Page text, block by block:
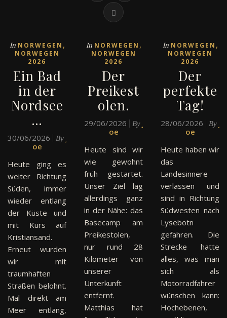
In NORWEGEN ,
NORWEGEN
2026
Ein Bad
in der
Nordsee
…
30/06/2026 By
oe
Heute ging es
weiter Richtung
Süden, immer
wieder entlang
der Küste und
mit Kurs auf
Kristiansand.
Erneut wurden
wir mit
traumhaften
Straßen belohnt.
Mal direkt am
Meer entlang,
In NORWEGEN ,
NORWEGEN
2026
Der
Preikest
olen.
29/06/2026 By
oe
Heute sind wir
wie gewohnt
früh gestartet.
Unser Ziel lag
allerdings ganz
in der Nähe: das
Basecamp am
Preikestolen,
nur rund 28
Kilometer von
unserer
Unterkunft
entfernt.
Matthias hat
In NORWEGEN ,
NORWEGEN
2026
Der
perfekte
Tag!
28/06/2026 By
oe
Heute haben wir
das
Landesinnere
verlassen und
sind in Richtung
Südwesten nach
Lysebotn
gefahren. Die
Strecke hatte
alles, was man
sich als
Motorradfahrer
wünschen kann:
Hochebenen,